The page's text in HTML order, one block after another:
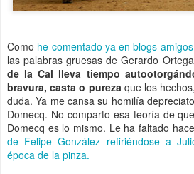
Como he comentado ya en blogs amigos
las palabras gruesas de Gerardo
de la Cal lleva tiempo
bravura, casta o pureza que los
duda. Ya me cansa su homilía
Domecq. No comparto esa teoría de
Domecq es lo mismo. Le ha faltado
de Felipe González refiriéndose a
época de la pinza.